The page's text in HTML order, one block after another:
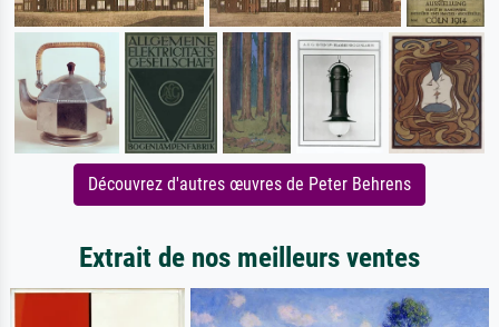
Découvrez d'autres œuvres de Peter Behrens
Extrait de nos meilleurs ventes